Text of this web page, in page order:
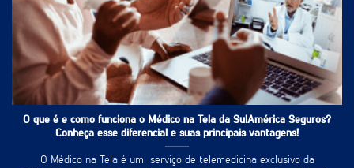
O que é e como funciona o Médico na Tela da SulAmérica Seguros?
Conheça esse diferencial e suas principais vantagens!
O Médico na Tela é um serviço de telemedicina exclusivo da